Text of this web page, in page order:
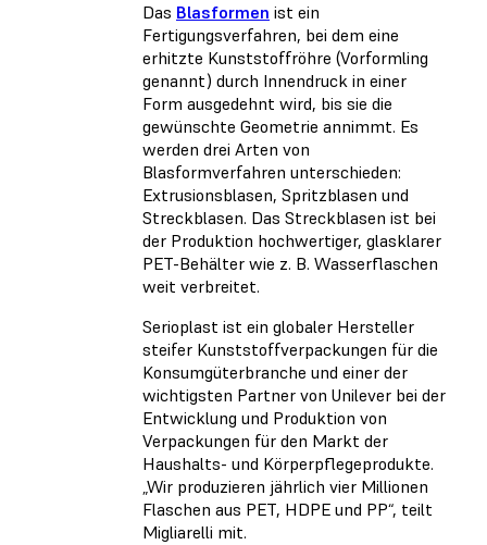
Das Blasformen ist ein
Fertigungsverfahren, bei dem eine
erhitzte Kunststoffröhre (Vorformling
genannt) durch Innendruck in einer
Form ausgedehnt wird, bis sie die
gewünschte Geometrie annimmt. Es
werden drei Arten von
Blasformverfahren unterschieden:
Extrusionsblasen, Spritzblasen und
Streckblasen. Das Streckblasen ist bei
der Produktion hochwertiger, glasklarer
PET-Behälter wie z. B. Wasserflaschen
weit verbreitet.
Serioplast ist ein globaler Hersteller
steifer Kunststoffverpackungen für die
Konsumgüterbranche und einer der
wichtigsten Partner von Unilever bei der
Entwicklung und Produktion von
Verpackungen für den Markt der
Haushalts- und Körperpflegeprodukte.
„Wir produzieren jährlich vier Millionen
Flaschen aus PET, HDPE und PP“, teilt
Migliarelli mit.